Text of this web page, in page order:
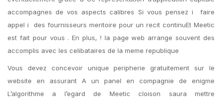
accompagnes de vos aspects calibres Si vous pensez i faire
appel i des fournisseurs meritoire pour un recit continuEt Meetic
est fait pour vous . En plus, ! la page web arrange souvent des
accomplis avec les celibataires de la meme republique
Vous devez concevoir unique peripherie gratuitement sur le
website en assurant A un panel en compagnie de enigme
L’algorithme a l’egard de Meetic cloison saura mettre